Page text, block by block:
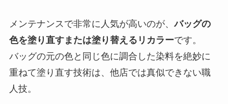
メンテナンスで非常に人気が高いのが、バッグの
色を塗り直すまたは塗り替えるリカラーです。
バッグの元の色と同じ色に調合した染料を絶妙に
重ねて塗り直す技術は、他店では真似できない職
人技。